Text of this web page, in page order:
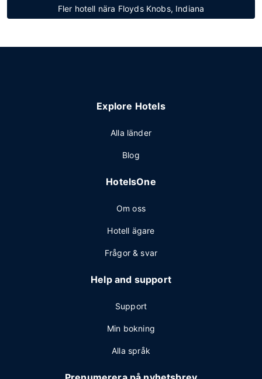
Fler hotell nära Floyds Knobs, Indiana
Explore Hotels
Alla länder
Blog
HotelsOne
Om oss
Hotell ägare
Frågor & svar
Help and support
Support
Min bokning
Alla språk